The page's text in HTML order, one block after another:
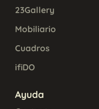
23Gallery
Mobiliario
Cuadros
ifiDO
Ayuda